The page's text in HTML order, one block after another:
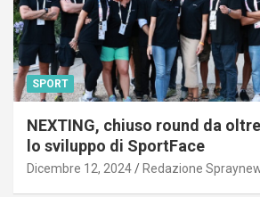
SPORT
NEXTING, chiuso round da
lo sviluppo di SportFace
Dicembre 12, 2024 Redazione